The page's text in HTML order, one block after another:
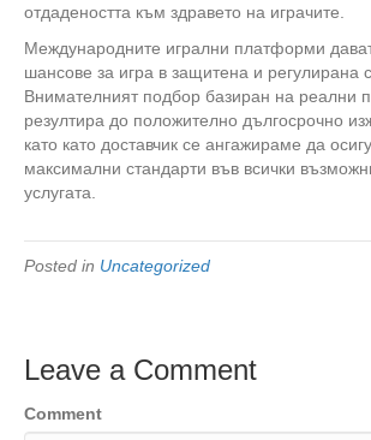
отдадеността към здравето на играчите.
Международните игрални платформи
шансове за игра в защитена и регулирана
Внимателният подбор базиран на реални
резултира до положително дългосрочно
като като доставчик се ангажираме да
максимални стандарти във всички
услугата.
Posted in Uncategorized
Leave a Comment
Comment